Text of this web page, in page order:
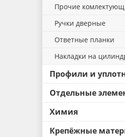
Прочие
Ручки дверные
Ответные планки
Накладки на
Профили и
Отдельные
Химия
Крепёжные